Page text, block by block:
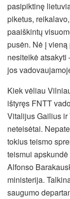
pasipiktinę
piketus,
paaiškintų
pusėn. Nė į
nesiteikė atsakyti
jos
Kiek vėliau
ištyręs FNTT
Vitalijus Gailius ir
neteisėtai.
tokius teismo
teismui
Alfonso
ministerija.
saugumo